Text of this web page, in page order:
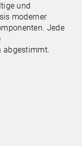
und
moderner
Jede
abgestimmt.